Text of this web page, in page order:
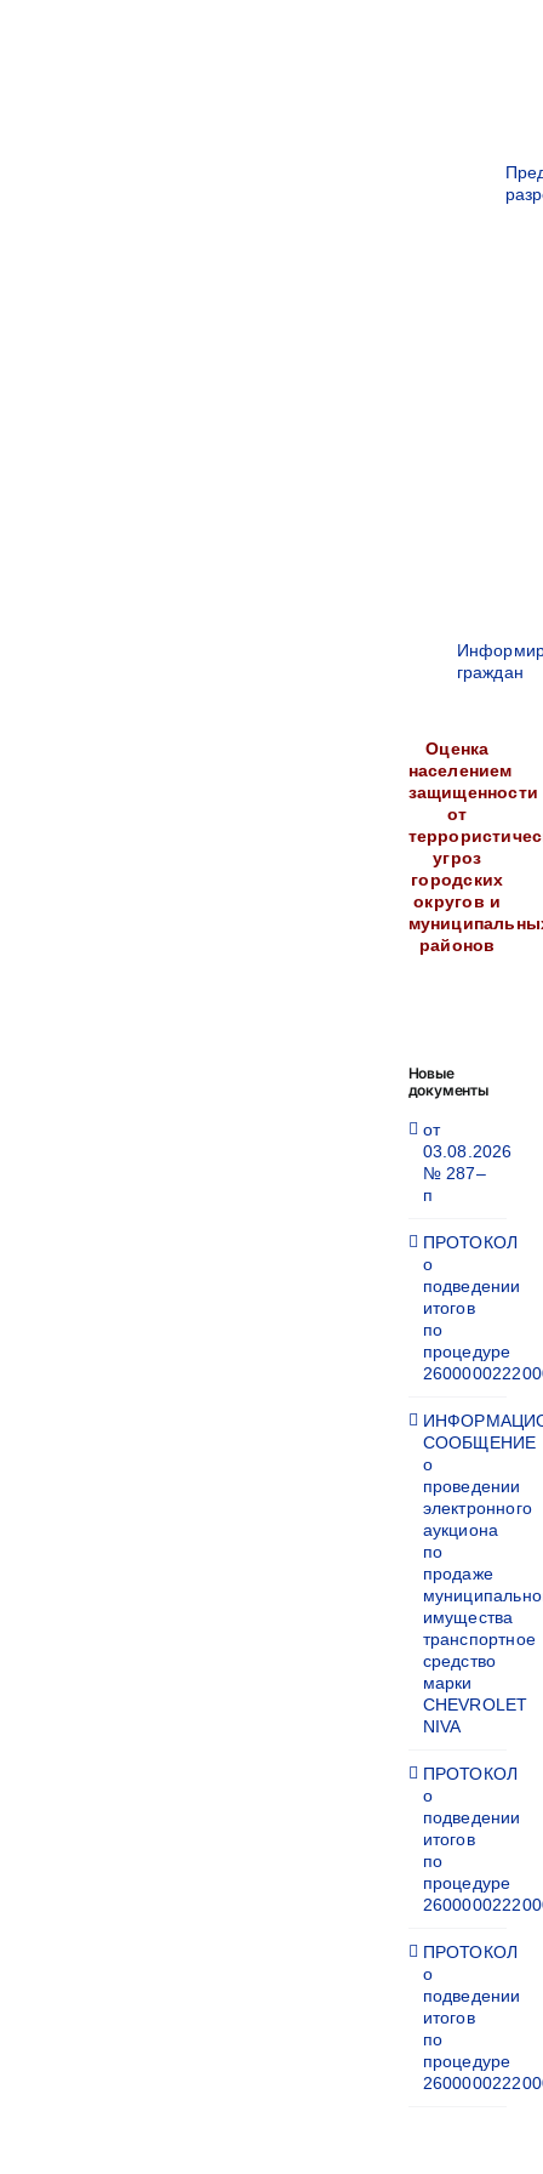
граждан
Оценка
населением
защищенности
от
угроз
городских
округов и
районов
Новые
документы
от
03.08.2026
№ 287–
п
ПРОТОКОЛ
о
подведении
итогов
по
процедуре
СООБЩЕНИЕ
о
проведении
электронного
аукциона
по
продаже
имущества
транспортное
средство
марки
CHEVROLET
NIVA
ПРОТОКОЛ
о
подведении
итогов
по
процедуре
ПРОТОКОЛ
о
подведении
итогов
по
процедуре